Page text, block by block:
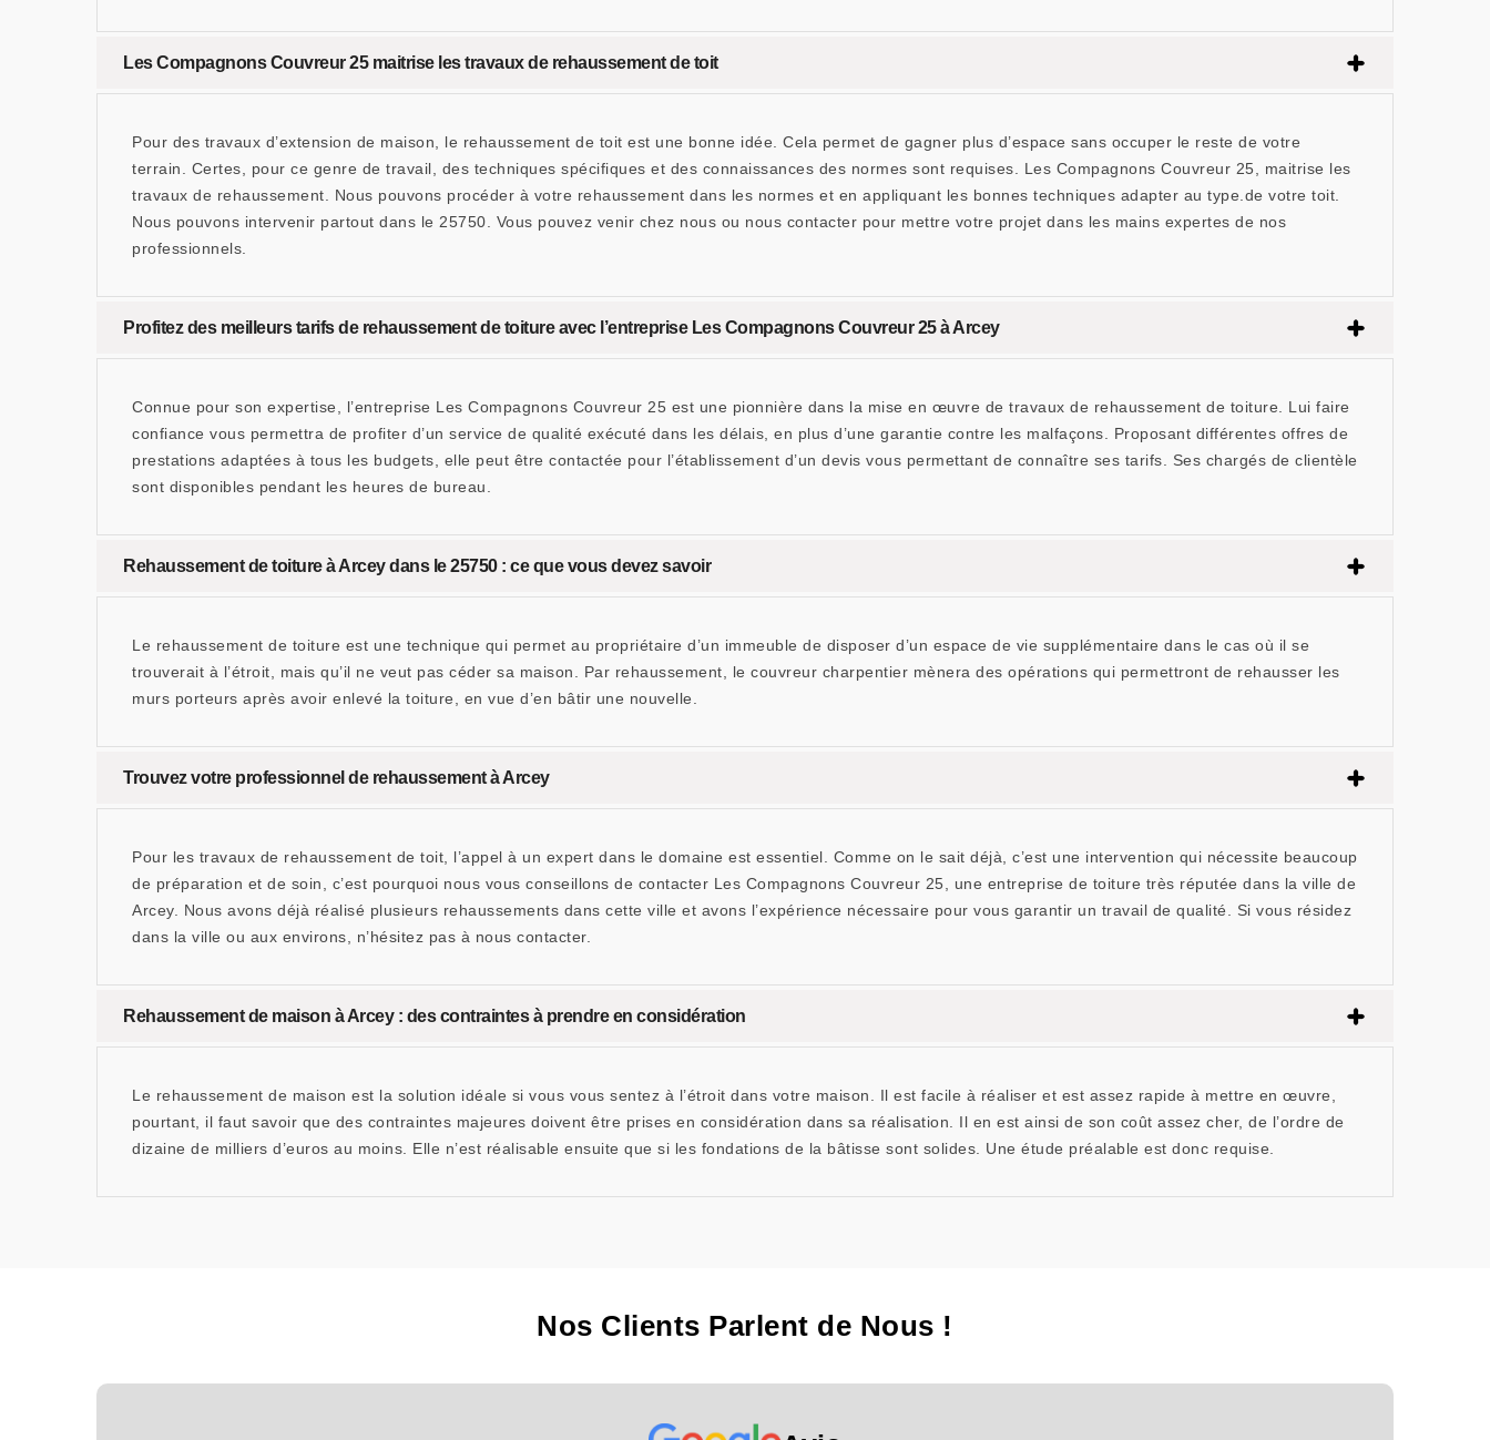
Les Compagnons Couvreur 25 maitrise les travaux de rehaussement de toit
Pour des travaux d’extension de maison, le rehaussement de toit est une bonne idée. Cela permet de gagner plus d’espace sans occuper le reste de votre
terrain. Certes, pour ce genre de travail, des techniques spécifiques et des connaissances des normes sont requises. Les Compagnons Couvreur 25, maitrise les
travaux de rehaussement. Nous pouvons procéder à votre rehaussement dans les normes et en appliquant les bonnes techniques adapter au type.de votre toit.
Nous pouvons intervenir partout dans le 25750. Vous pouvez venir chez nous ou nous contacter pour mettre votre projet dans les mains expertes de nos
professionnels.
Profitez des meilleurs tarifs de rehaussement de toiture avec l’entreprise Les Compagnons Couvreur 25 à Arcey
Connue pour son expertise, l’entreprise Les Compagnons Couvreur 25 est une pionnière dans la mise en œuvre de travaux de rehaussement de toiture. Lui faire
confiance vous permettra de profiter d’un service de qualité exécuté dans les délais, en plus d’une garantie contre les malfaçons. Proposant différentes offres de
prestations adaptées à tous les budgets, elle peut être contactée pour l’établissement d’un devis vous permettant de connaître ses tarifs. Ses chargés de clientèle
sont disponibles pendant les heures de bureau.
Rehaussement de toiture à Arcey dans le 25750 : ce que vous devez savoir
Le rehaussement de toiture est une technique qui permet au propriétaire d’un immeuble de disposer d’un espace de vie supplémentaire dans le cas où il se
trouverait à l’étroit, mais qu’il ne veut pas céder sa maison. Par rehaussement, le couvreur charpentier mènera des opérations qui permettront de rehausser les
murs porteurs après avoir enlevé la toiture, en vue d’en bâtir une nouvelle.
Trouvez votre professionnel de rehaussement à Arcey
Pour les travaux de rehaussement de toit, l’appel à un expert dans le domaine est essentiel. Comme on le sait déjà, c’est une intervention qui nécessite beaucoup
de préparation et de soin, c’est pourquoi nous vous conseillons de contacter Les Compagnons Couvreur 25, une entreprise de toiture très réputée dans la ville de
Arcey. Nous avons déjà réalisé plusieurs rehaussements dans cette ville et avons l’expérience nécessaire pour vous garantir un travail de qualité. Si vous résidez
dans la ville ou aux environs, n’hésitez pas à nous contacter.
Rehaussement de maison à Arcey : des contraintes à prendre en considération
Le rehaussement de maison est la solution idéale si vous vous sentez à l’étroit dans votre maison. Il est facile à réaliser et est assez rapide à mettre en œuvre,
pourtant, il faut savoir que des contraintes majeures doivent être prises en considération dans sa réalisation. Il en est ainsi de son coût assez cher, de l’ordre de
dizaine de milliers d’euros au moins. Elle n’est réalisable ensuite que si les fondations de la bâtisse sont solides. Une étude préalable est donc requise.
Nos Clients Parlent de Nous !